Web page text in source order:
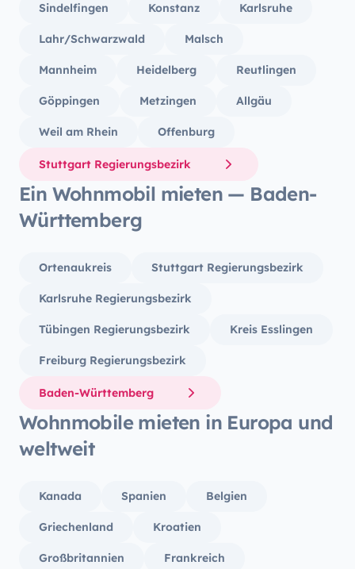
Sindelfingen Konstanz Karlsruhe
Lahr/Schwarzwald Malsch
Mannheim Heidelberg Reutlingen
Göppingen Metzingen Allgäu
Weil am Rhein Offenburg
Stuttgart Regierungsbezirk
Ein Wohnmobil mieten — Baden-
Württemberg
Ortenaukreis Stuttgart Regierungsbezirk
Karlsruhe Regierungsbezirk
Tübingen Regierungsbezirk Kreis Esslingen
Freiburg Regierungsbezirk
Baden-Württemberg
Wohnmobile mieten in Europa und
weltweit
Kanada Spanien Belgien
Griechenland Kroatien
Großbritannien Frankreich